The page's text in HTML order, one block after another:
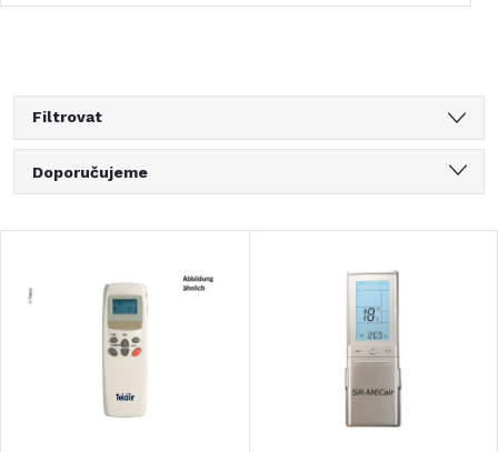
Filtrovat
Ř
a
z
Doporučujeme
Nejprodávanější
Abecedně
ý